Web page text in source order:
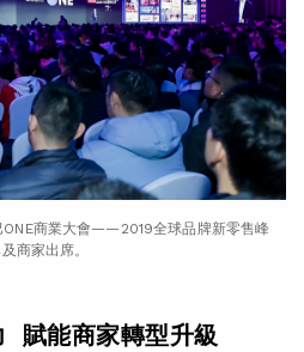
ONE商業大會——2019全球品牌新零售峰
商家出席。
賦能商家轉型升級